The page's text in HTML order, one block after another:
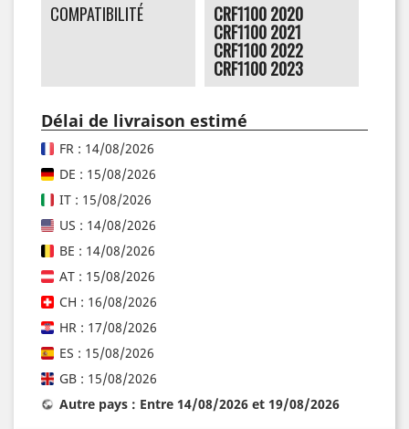
COMPATIBILITÉ CRF1100 2020
CRF1100 2021
CRF1100 2022
CRF1100 2023
Délai de livraison estimé
FR : 14/08/2026
DE : 15/08/2026
IT : 15/08/2026
US : 14/08/2026
BE : 14/08/2026
AT : 15/08/2026
CH : 16/08/2026
HR : 17/08/2026
ES : 15/08/2026
GB : 15/08/2026
Autre pays : Entre 14/08/2026 et 19/08/2026